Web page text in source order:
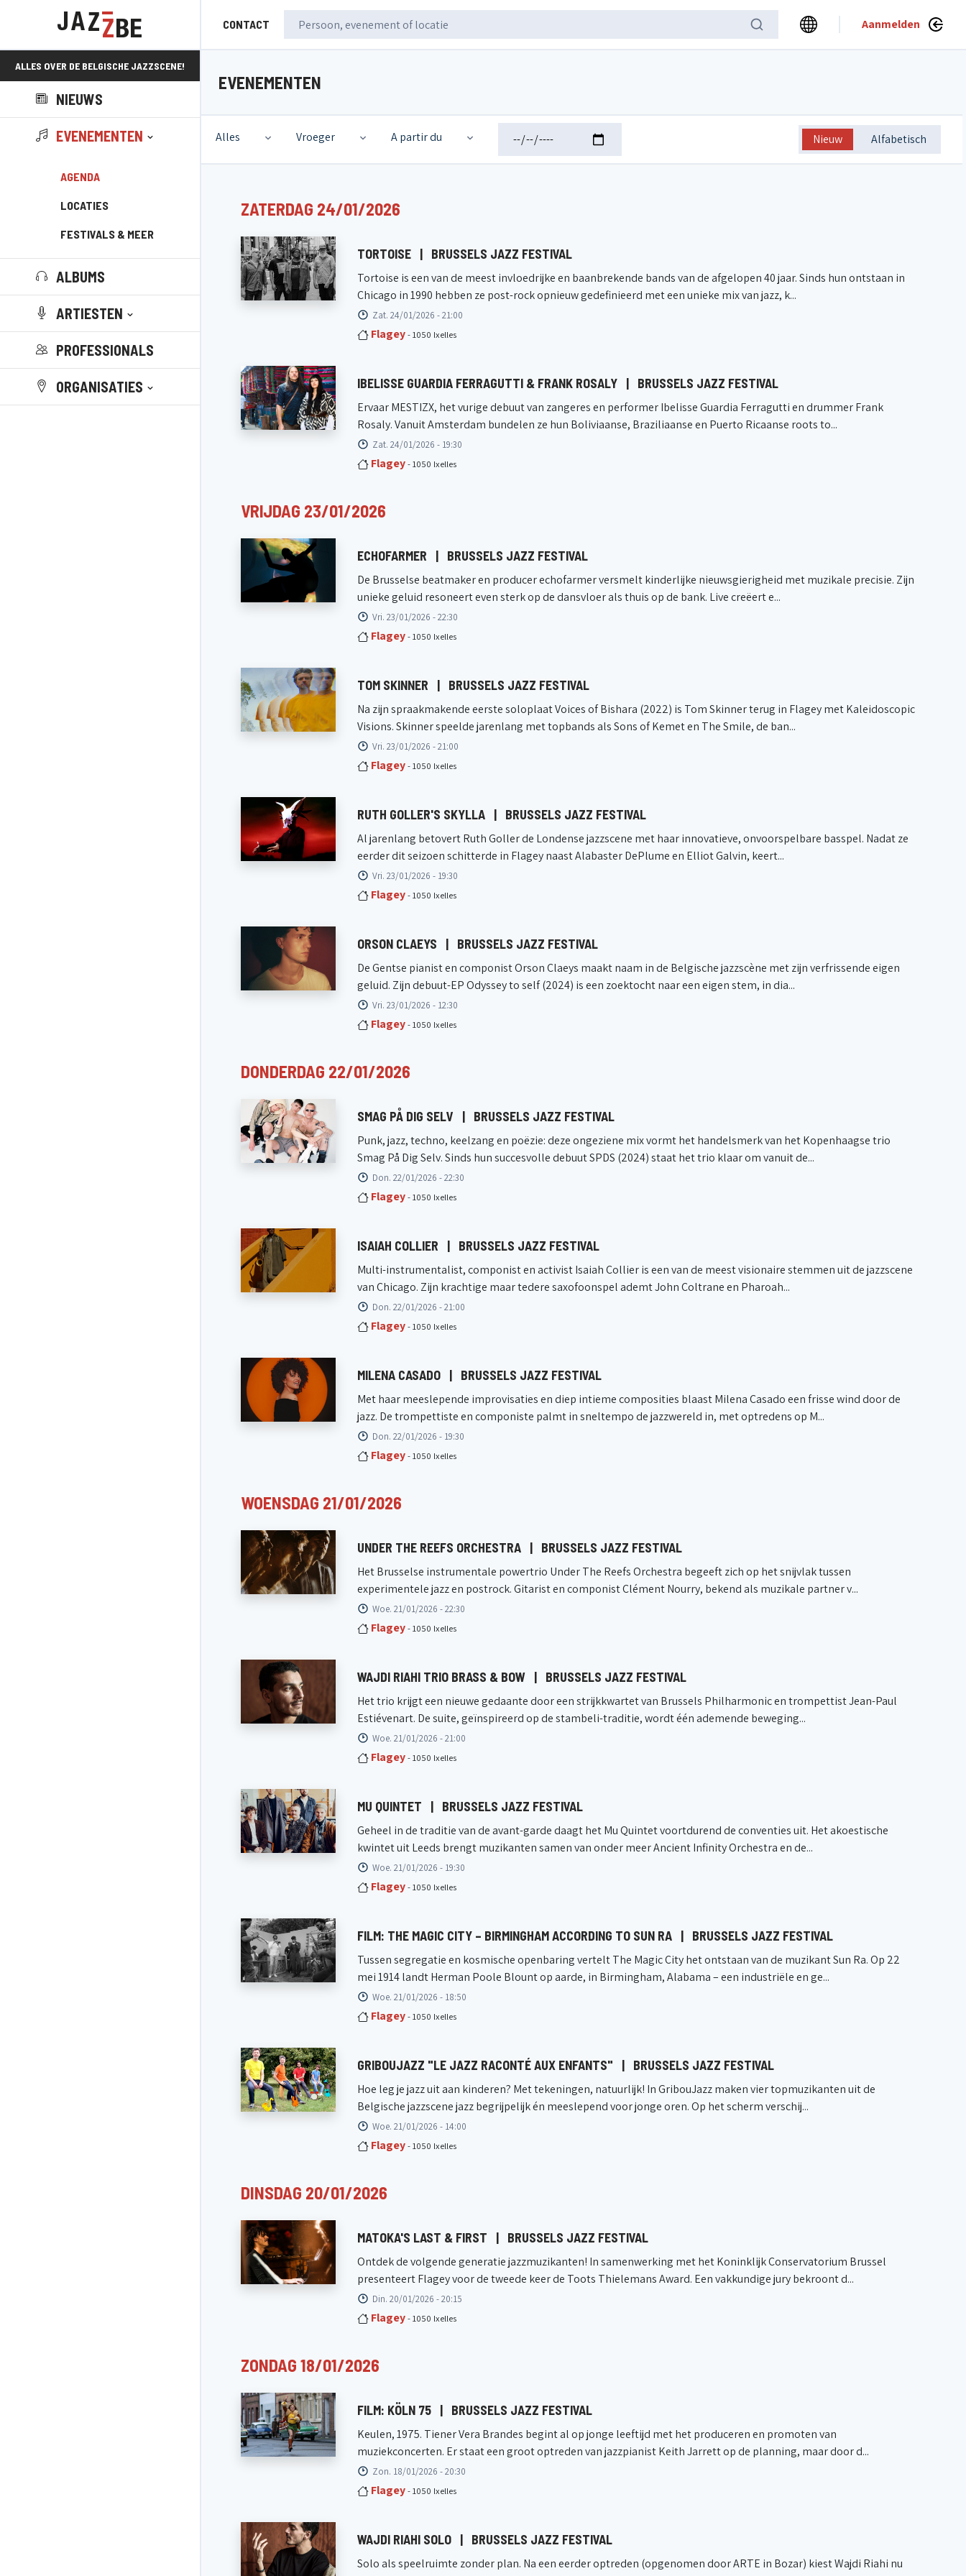
CONTACT Aanmelden
ALLES OVER DE BELGISCHE JAZZSCENE!
NIEUWS
EVENEMENTEN
AGENDA
LOCATIES
FESTIVALS & MEER
ALBUMS
ARTIESTEN
PROFESSIONALS
ORGANISATIES
EVENEMENTEN
Alles Vroeger A partir du Nieuw Alfabetisch
ZATERDAG 24/01/2026
TORTOISE | BRUSSELS JAZZ FESTIVAL
Tortoise is een van de meest invloedrijke en baanbrekende bands van de afgelopen 40 jaar. Sinds hun ontstaan in
Chicago in 1990 hebben ze post-rock opnieuw gedefinieerd met een unieke mix van jazz, k...
Zat. 24/01/2026 - 21:00
Flagey - 1050 Ixelles
IBELISSE GUARDIA FERRAGUTTI & FRANK ROSALY | BRUSSELS JAZZ FESTIVAL
Ervaar MESTIZX, het vurige debuut van zangeres en performer Ibelisse Guardia Ferragutti en drummer Frank
Rosaly. Vanuit Amsterdam bundelen ze hun Boliviaanse, Braziliaanse en Puerto Ricaanse roots to...
Zat. 24/01/2026 - 19:30
Flagey - 1050 Ixelles
VRIJDAG 23/01/2026
ECHOFARMER | BRUSSELS JAZZ FESTIVAL
De Brusselse beatmaker en producer echofarmer versmelt kinderlijke nieuwsgierigheid met muzikale precisie. Zijn
unieke geluid resoneert even sterk op de dansvloer als thuis op de bank. Live creëert e...
Vri. 23/01/2026 - 22:30
Flagey - 1050 Ixelles
TOM SKINNER | BRUSSELS JAZZ FESTIVAL
Na zijn spraakmakende eerste soloplaat Voices of Bishara (2022) is Tom Skinner terug in Flagey met Kaleidoscopic
Visions. Skinner speelde jarenlang met topbands als Sons of Kemet en The Smile, de ban...
Vri. 23/01/2026 - 21:00
Flagey - 1050 Ixelles
RUTH GOLLER'S SKYLLA | BRUSSELS JAZZ FESTIVAL
Al jarenlang betovert Ruth Goller de Londense jazzscene met haar innovatieve, onvoorspelbare basspel. Nadat ze
eerder dit seizoen schitterde in Flagey naast Alabaster DePlume en Elliot Galvin, keert...
Vri. 23/01/2026 - 19:30
Flagey - 1050 Ixelles
ORSON CLAEYS | BRUSSELS JAZZ FESTIVAL
De Gentse pianist en componist Orson Claeys maakt naam in de Belgische jazzscène met zijn verfrissende eigen
geluid. Zijn debuut-EP Odyssey to self (2024) is een zoektocht naar een eigen stem, in dia...
Vri. 23/01/2026 - 12:30
Flagey - 1050 Ixelles
DONDERDAG 22/01/2026
SMAG PÅ DIG SELV | BRUSSELS JAZZ FESTIVAL
Punk, jazz, techno, keelzang en poëzie: deze ongeziene mix vormt het handelsmerk van het Kopenhaagse trio
Smag På Dig Selv. Sinds hun succesvolle debuut SPDS (2024) staat het trio klaar om vanuit de...
Don. 22/01/2026 - 22:30
Flagey - 1050 Ixelles
ISAIAH COLLIER | BRUSSELS JAZZ FESTIVAL
Multi-instrumentalist, componist en activist Isaiah Collier is een van de meest visionaire stemmen uit de jazzscene
van Chicago. Zijn krachtige maar tedere saxofoonspel ademt John Coltrane en Pharoah...
Don. 22/01/2026 - 21:00
Flagey - 1050 Ixelles
MILENA CASADO | BRUSSELS JAZZ FESTIVAL
Met haar meeslepende improvisaties en diep intieme composities blaast Milena Casado een frisse wind door de
jazz. De trompettiste en componiste palmt in sneltempo de jazzwereld in, met optredens op M...
Don. 22/01/2026 - 19:30
Flagey - 1050 Ixelles
WOENSDAG 21/01/2026
UNDER THE REEFS ORCHESTRA | BRUSSELS JAZZ FESTIVAL
Het Brusselse instrumentale powertrio Under The Reefs Orchestra begeeft zich op het snijvlak tussen
experimentele jazz en postrock. Gitarist en componist Clément Nourry, bekend als muzikale partner v...
Woe. 21/01/2026 - 22:30
Flagey - 1050 Ixelles
WAJDI RIAHI TRIO BRASS & BOW | BRUSSELS JAZZ FESTIVAL
Het trio krijgt een nieuwe gedaante door een strijkkwartet van Brussels Philharmonic en trompettist Jean-Paul
Estiévenart. De suite, geïnspireerd op de stambeli-traditie, wordt één ademende beweging...
Woe. 21/01/2026 - 21:00
Flagey - 1050 Ixelles
MU QUINTET | BRUSSELS JAZZ FESTIVAL
Geheel in de traditie van de avant-garde daagt het Mu Quintet voortdurend de conventies uit. Het akoestische
kwintet uit Leeds brengt muzikanten samen van onder meer Ancient Infinity Orchestra en de...
Woe. 21/01/2026 - 19:30
Flagey - 1050 Ixelles
FILM: THE MAGIC CITY – BIRMINGHAM ACCORDING TO SUN RA | BRUSSELS JAZZ FESTIVAL
Tussen segregatie en kosmische openbaring vertelt The Magic City het ontstaan van de muzikant Sun Ra. Op 22
mei 1914 landt Herman Poole Blount op aarde, in Birmingham, Alabama – een industriële en ge...
Woe. 21/01/2026 - 18:50
Flagey - 1050 Ixelles
GRIBOUJAZZ "LE JAZZ RACONTÉ AUX ENFANTS" | BRUSSELS JAZZ FESTIVAL
Hoe leg je jazz uit aan kinderen? Met tekeningen, natuurlijk! In GribouJazz maken vier topmuzikanten uit de
Belgische jazzscene jazz begrijpelijk én meeslepend voor jonge oren. Op het scherm verschij...
Woe. 21/01/2026 - 14:00
Flagey - 1050 Ixelles
DINSDAG 20/01/2026
MATOKA'S LAST & FIRST | BRUSSELS JAZZ FESTIVAL
Ontdek de volgende generatie jazzmuzikanten! In samenwerking met het Koninklijk Conservatorium Brussel
presenteert Flagey voor de tweede keer de Toots Thielemans Award. Een vakkundige jury bekroont d...
Din. 20/01/2026 - 20:15
Flagey - 1050 Ixelles
ZONDAG 18/01/2026
FILM: KÖLN 75 | BRUSSELS JAZZ FESTIVAL
Keulen, 1975. Tiener Vera Brandes begint al op jonge leeftijd met het produceren en promoten van
muziekconcerten. Er staat een groot optreden van jazzpianist Keith Jarrett op de planning, maar door d...
Zon. 18/01/2026 - 20:30
Flagey - 1050 Ixelles
WAJDI RIAHI SOLO | BRUSSELS JAZZ FESTIVAL
Solo als speelruimte zonder plan. Na een eerder optreden (opgenomen door ARTE in Bozar) kiest Wajdi Riahi nu